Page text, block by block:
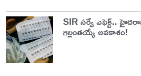
SIR సర్వే ఎఫెక్ట్..
గల్లంతయ్యే అవకాశం!